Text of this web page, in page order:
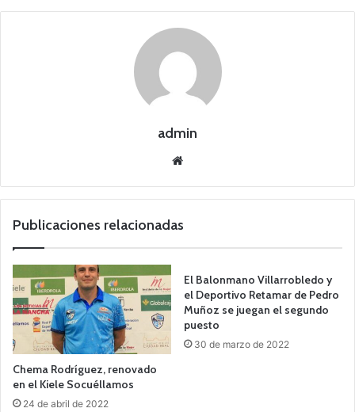
admin
we
Publicaciones relacionadas
Chema Rodríguez, renovado
en el Kiele Socuéllamos
24 de abril de 2022
El Balonmano Villarrobledo y
el Deportivo Retamar de Pedro
Muñoz se juegan el segundo
puesto
30 de marzo de 2022